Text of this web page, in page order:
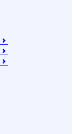


